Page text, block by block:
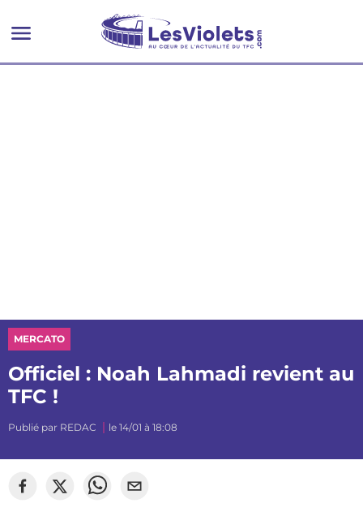
MERCATO
Officiel : Noah Lahmadi revient au
TFC !
Publié par REDAC le 14/01 à 18:08